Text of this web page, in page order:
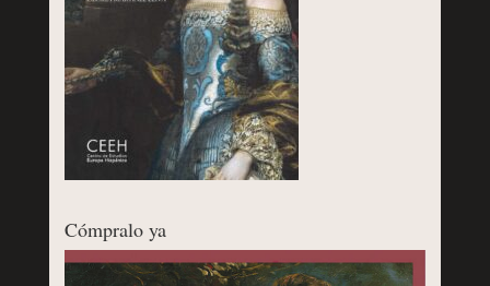
Cómpralo ya